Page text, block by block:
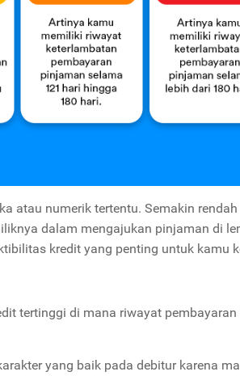
atau numerik tertentu. Semakin rendah
dalam mengajukan pinjaman di
kredit yang penting untuk kamu
tertinggi di mana riwayat pembayaran
yang baik pada debitur karena